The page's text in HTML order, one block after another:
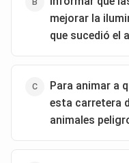
del conductor”.
- (2) Incorrecta: No
no se indica como
accidentes.
- (4) Incorrecta: Los
mejorar la
que sucedió el
Para animar a
esta carretera
animales